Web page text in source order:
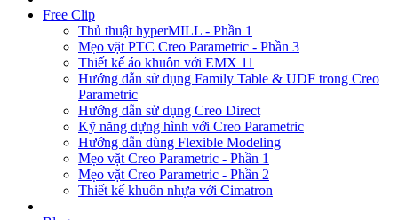
Free Clip
Thủ thuật hyperMILL - Phần 1
Mẹo vặt PTC Creo Parametric - Phần 3
Thiết kế áo khuôn với EMX 11
Hướng dẫn sử dụng Family Table & UDF trong Creo
Parametric
Hướng dẫn sử dụng Creo Direct
Kỹ năng dựng hình với Creo Parametric
Hướng dẫn dùng Flexible Modeling
Mẹo vặt Creo Parametric - Phần 1
Mẹo vặt Creo Parametric - Phần 2
Thiết kế khuôn nhựa với Cimatron